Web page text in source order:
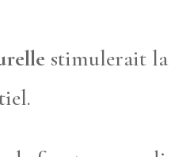
stimulerait